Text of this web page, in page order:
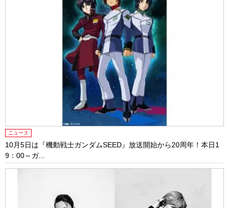
ニュース
10月5日は『機動戦士ガンダムSEED』放送開始から20周年！本日1
9：00～ガ...